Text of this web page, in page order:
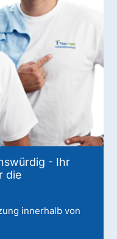
- Ihr
die
innerhalb von